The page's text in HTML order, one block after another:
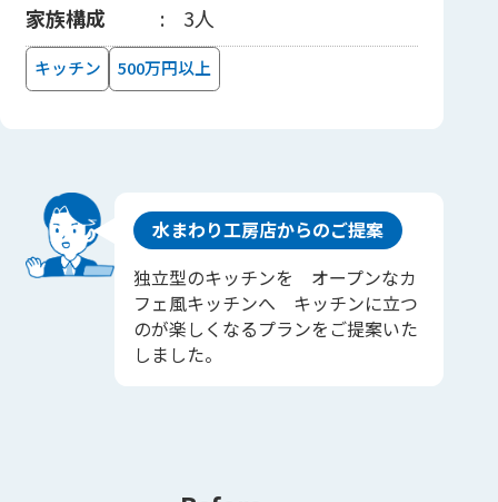
家族構成
3人
キッチン 500万円以上
水まわり工房店からのご提案
独立型のキッチンを オープンなカ
フェ風キッチンへ キッチンに立つ
のが楽しくなるプランをご提案いた
しました。